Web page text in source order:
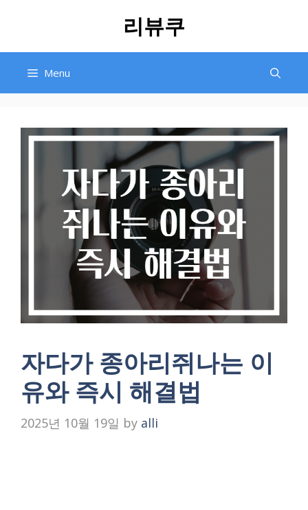
리뷰쿠
Menu
자다가 종아리쥐나는 이
유와 즉시 해결법
2025년 10월 19일 by alli